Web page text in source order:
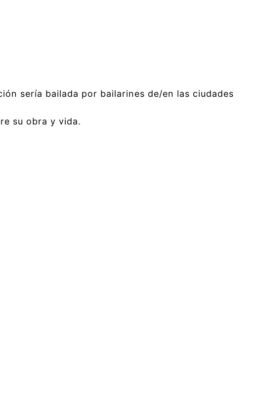
sería bailada por bailarines de/en las ciudades
su obra y vida.